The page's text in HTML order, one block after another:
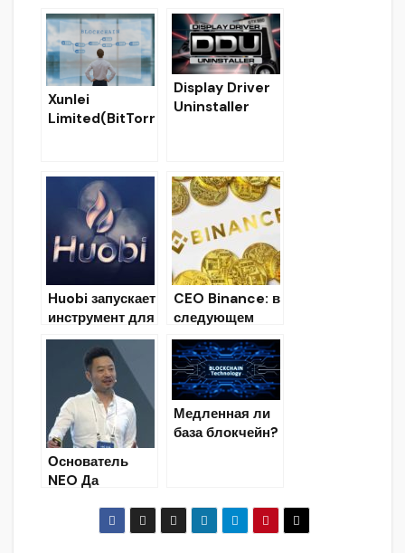
блокчейн –
пузырем
инструмент для
разгона и
настройки VRM
для RX 400
Xunlei
Limited(BitTorr
инструмент для
блокчейн-
разработчиков
Display Driver
Uninstaller
видеодрайверо
в AMD/NVIDIA.
Huobi запускает
инструмент для
автоматической
блокировки
подозрительны
х аккаунтов
CEO Binance: в
следующем
десятилетии
нас ждут
большие
перемены
Основатель
NEO Да
«блокчейн
поможет миру
Медленная ли
база блокчейн?